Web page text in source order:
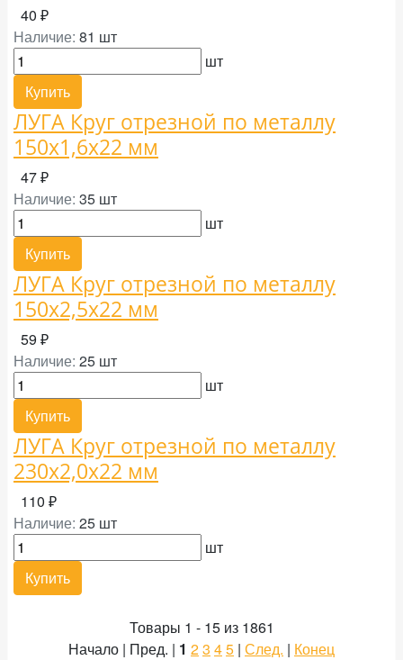
40 ₽
Наличие: 81 шт
шт
Купить
ЛУГА Круг отрезной по металлу
150х1,6х22 мм
47 ₽
Наличие: 35 шт
шт
Купить
ЛУГА Круг отрезной по металлу
150х2,5х22 мм
59 ₽
Наличие: 25 шт
шт
Купить
ЛУГА Круг отрезной по металлу
230х2,0х22 мм
110 ₽
Наличие: 25 шт
шт
Купить
Товары 1 - 15 из 1861
Начало | Пред. | 1 23 45 | След. | Конец